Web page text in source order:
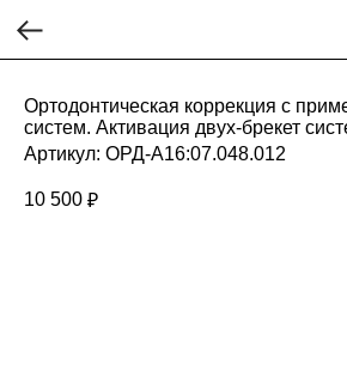
Ортодонтическая коррекция с
систем. Активация двух-брекет
Артикул: ОРД-А16:07.048.012
10 500 ₽